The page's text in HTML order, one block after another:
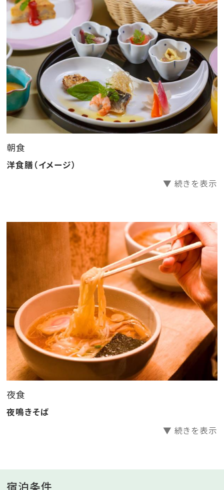
※こちらのプランは夕食のご用意はございません。※
夕食をご希望の方は1泊2食付のプランよりお申込み下
さい。
――――――――――――――――――――――
「杜の湯 きらの里（共立リゾート）」のおすすめポイント
を記事でご紹介中♪
詳細はこちらをクリック♪
――――――――――――――――――――――
☆きらの里の滞在中にできる無料のお愉しみ☆
◎3種の貸切風呂はご予約不要♪
◎湯上り処ではドリンクをご用意
◎お夜食に「夜鳴きそば」をご用意
◎記念日の方はお知らせください♪宿泊の記念品をプ
◎皆様でお楽しみいただける昔遊びをご用意
◎イベント「里山ウォークラリー」開催中☆そのほか期
間限定イベントも随時開催！
◎里山公民館前の足湯は皆様の憩いの場♪
■きらの里の滞在中にできるお愉しみ■
・6,600坪の広大な敷地で「里山ウォークラリー」
・3か所の貸切風呂は空きがあれば何度でもご利用くだ
朝食
洋食膳（イメージ）
▼ 続きを表示
夜食
夜鳴きそば
▼ 続きを表示
宿泊条件